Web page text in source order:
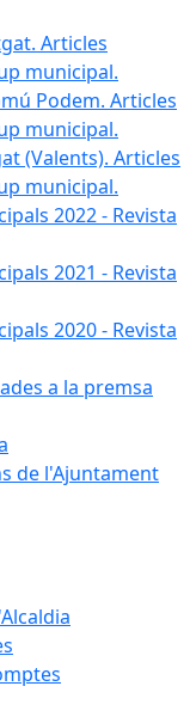
Articles
municipal.
Podem. Articles
municipal.
(Valents). Articles
municipal.
2022 - Revista
2021 - Revista
2020 - Revista
a la premsa
de l'Ajuntament